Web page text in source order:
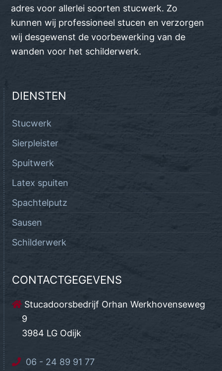
adres voor allerlei soorten stucwerk. Zo
kunnen wij professioneel stucen en verzorgen
wij desgewenst de voorbewerking van de
wanden voor het schilderwerk.
DIENSTEN
Stucwerk
Sierpleister
Spuitwerk
Latex spuiten
Spachtelputz
Sausen
Schilderwerk
CONTACTGEGEVENS
Stucadoorsbedrijf Orhan Werkhovenseweg
9
3984 LG Odijk
06 - 24 89 91 77